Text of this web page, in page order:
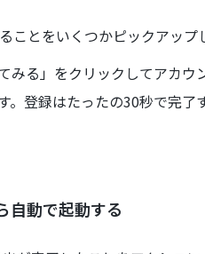
ことをいくつかピックアップ
みる」をクリックしてアカ
。登録はたったの30秒で完
自動で起動する